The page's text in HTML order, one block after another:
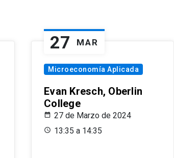
27 MAR
Microeconomía Aplicada
Evan Kresch, Oberlin
College
27 de Marzo de 2024
13:35 a 14:35